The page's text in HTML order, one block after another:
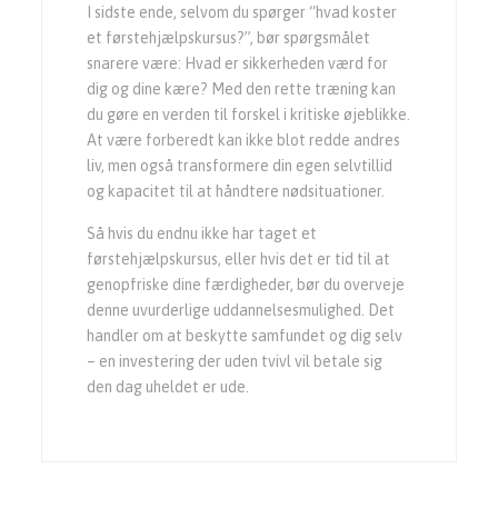
I sidste ende, selvom du spørger “hvad koster
et førstehjælpskursus?”, bør spørgsmålet
snarere være: Hvad er sikkerheden værd for
dig og dine kære? Med den rette træning kan
du gøre en verden til forskel i kritiske øjeblikke.
At være forberedt kan ikke blot redde andres
liv, men også transformere din egen selvtillid
og kapacitet til at håndtere nødsituationer.
Så hvis du endnu ikke har taget et
førstehjælpskursus, eller hvis det er tid til at
genopfriske dine færdigheder, bør du overveje
denne uvurderlige uddannelsesmulighed. Det
handler om at beskytte samfundet og dig selv
– en investering der uden tvivl vil betale sig
den dag uheldet er ude.